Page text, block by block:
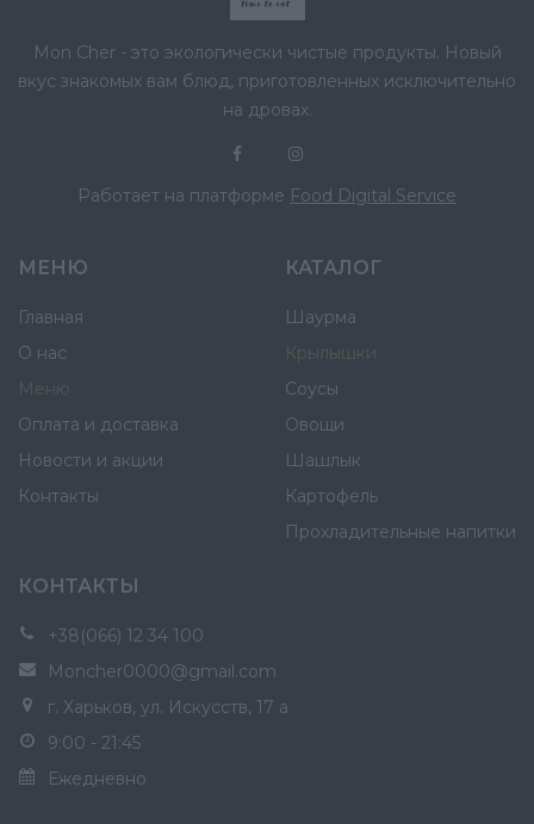
Mon Cher - это экологически чистые продукты. Новый
вкус знакомых вам блюд, приготовленных исключительно
на дровах.
Работает на платформе Food Digital Service
МЕНЮ
Главная
О нас
Меню
Оплата и доставка
Новости и акции
Контакты
КАТАЛОГ
Шаурма
Крылышки
Соусы
Овощи
Шашлык
Картофель
Прохладительные напитки
КОНТАКТЫ
+38(066) 12 34 100
Moncher0000@gmail.com
г. Харьков, ул. Искусств, 17 а
9:00 - 21:45
Ежедневно